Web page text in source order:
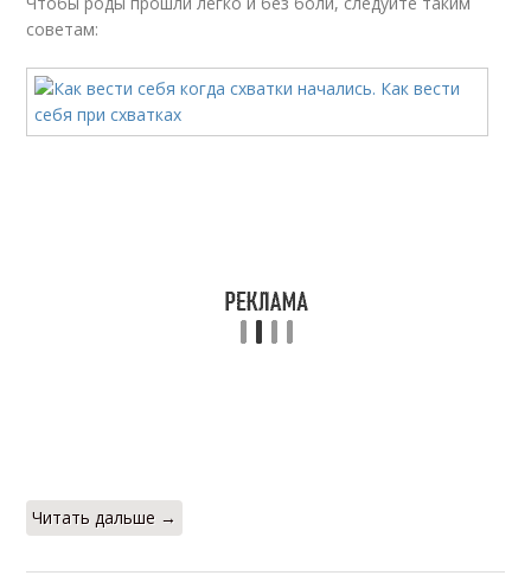
советам:
Читать дальше →